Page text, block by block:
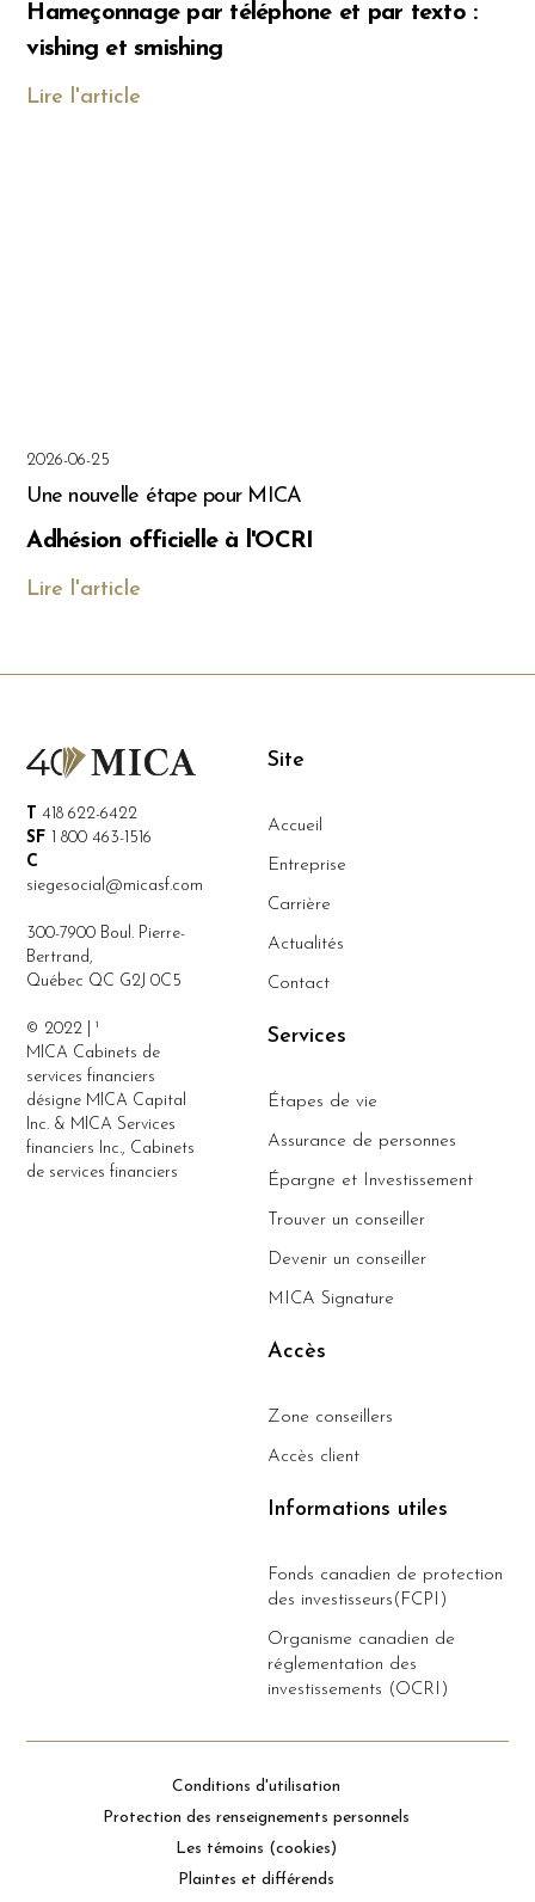
Hameçonnage par téléphone et par texto :
vishing et smishing
Lire l'article
2026-06-25
Une nouvelle étape pour MICA
Adhésion officielle à l'OCRI
Lire l'article
T 418 622-6422
SF 1 800 463-1516
C
siegesocial@micasf.com
300-7900 Boul. Pierre-
Bertrand,
Québec QC G2J 0C5
© 2022 | ¹
MICA Cabinets de
services financiers
désigne MICA Capital
Inc. & MICA Services
financiers Inc., Cabinets
de services financiers
Site
Accueil
Entreprise
Carrière
Actualités
Contact
Services
Étapes de vie
Assurance de personnes
Épargne et Investissement
Trouver un conseiller
Devenir un conseiller
MICA Signature
Accès
Zone conseillers
Accès client
Informations utiles
Fonds canadien de protection
des investisseurs(FCPI)
Organisme canadien de
réglementation des
investissements (OCRI)
Conditions d'utilisation
Protection des renseignements personnels
Les témoins (cookies)
Plaintes et différends